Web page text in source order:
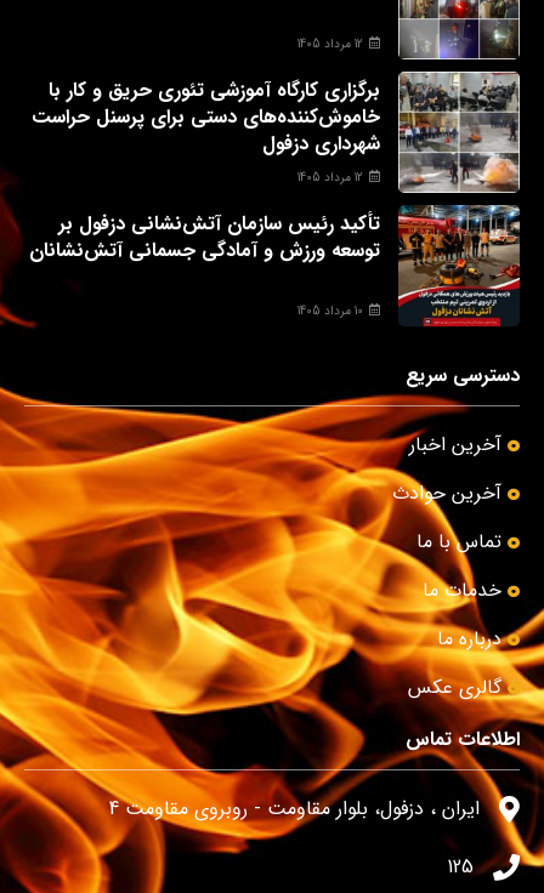
12 مرداد 1405
برگزاری کارگاه آموزشی تئوری حریق و کار با
خاموش‌کننده‌های دستی برای پرسنل حراست
شهرداری دزفول
12 مرداد 1405
تأکید رئیس سازمان آتش‌نشانی دزفول بر
توسعه ورزش و آمادگی جسمانی آتش‌نشانان
10 مرداد 1405
دسترسی سریع
آخرین اخبار
آخرین حوادث
تماس با ما
خدمات ما
درباره ما
گالری عکس
اطلاعات تماس
ایران ، دزفول، بلوار مقاومت - روبروی مقاومت 4
125